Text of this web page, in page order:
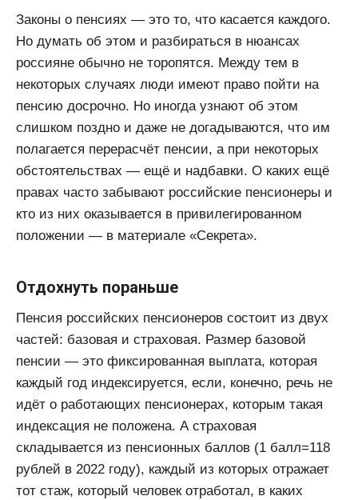
Законы о пенсиях — это то, что касается каждого.
Но думать об этом и разбираться в нюансах
россияне обычно не торопятся. Между тем в
некоторых случаях люди имеют право пойти на
пенсию досрочно. Но иногда узнают об этом
слишком поздно и даже не догадываются, что им
полагается перерасчёт пенсии, а при некоторых
обстоятельствах — ещё и надбавки. О каких ещё
правах часто забывают российские пенсионеры и
кто из них оказывается в привилегированном
положении — в материале «Секрета».
Отдохнуть пораньше
Пенсия российских пенсионеров состоит из двух
частей: базовая и страховая. Размер базовой
пенсии — это фиксированная выплата, которая
каждый год индексируется, если, конечно, речь не
идёт о работающих пенсионерах, которым такая
индексация не положена. А страховая
складывается из пенсионных баллов (1 балл=118
рублей в 2022 году), каждый из которых отражает
тот стаж, который человек отработал, в каких